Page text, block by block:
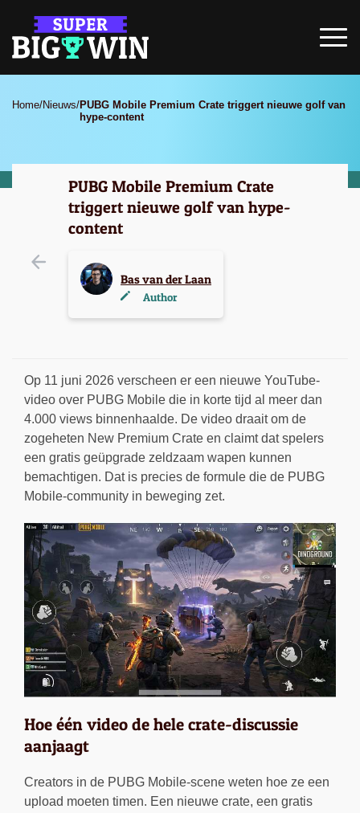
Home/Nieuws/PUBG Mobile Premium Crate triggert nieuwe golf van
hype-content
PUBG Mobile Premium Crate
triggert nieuwe golf van hype-
content
Bas van der Laan
Author
Op 11 juni 2026 verscheen er een nieuwe YouTube-
video over PUBG Mobile die in korte tijd al meer dan
4.000 views binnenhaalde. De video draait om de
zogeheten New Premium Crate en claimt dat spelers
een gratis geüpgrade zeldzaam wapen kunnen
bemachtigen. Dat is precies de formule die de PUBG
Mobile-community in beweging zet.
Hoe één video de hele crate-discussie
aanjaagt
Creators in de PUBG Mobile-scene weten hoe ze een
upload moeten timen. Een nieuwe crate, een gratis